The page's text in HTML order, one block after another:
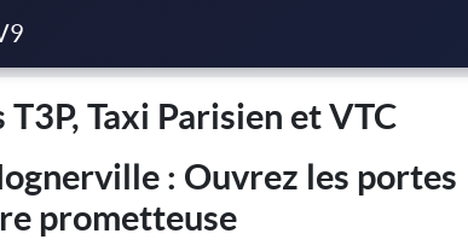
et VTC
Taxi Parisien et VTC
: Ouvrez les portes
prometteuse